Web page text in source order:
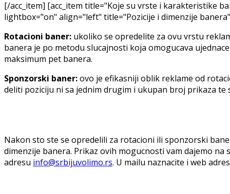
[/acc_item] [acc_item title="Koje su vrste i karakteristike
lightbox="on" align="left" title="Pozicije i dimenzije
Rotacioni baner: ukoliko se opredelite za ovu vrstu
banera je po metodu slucajnosti koja omogucava
maksimum pet banera.
Sponzorski baner:ovo je efikasniji oblik reklame od
deliti poziciju ni sa jednim drugim i ukupan broj prikaza
Nakon sto ste se opredelili za rotacioni ili sponzorski
dimenzije banera. Prikaz ovih mogucnosti vam dajemo
adresu info@srbijuvolimo.rs. U mailu naznacite i web